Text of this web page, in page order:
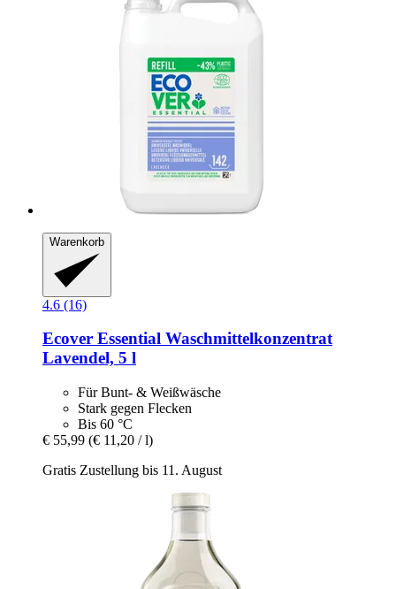
Warenkorb
4.6 (16)
Ecover Essential Waschmittelkonzentrat
Lavendel, 5 l
Für Bunt- & Weißwäsche
Stark gegen Flecken
Bis 60 °C
€ 55,99 (€ 11,20 / l)
Gratis Zustellung bis 11. August